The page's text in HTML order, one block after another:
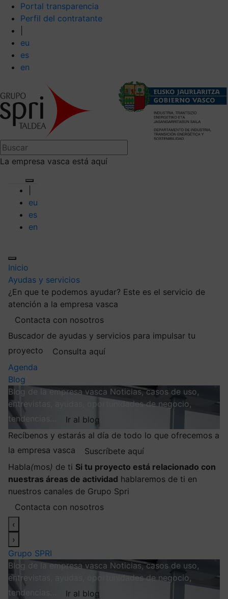
Portal transparencia
Perfil del contratante
eu
es
en
La empresa vasca está aquí
eu
es
en
Inicio
Ayudas y servicios
¿En que te podemos ayudar? Este es el servicio de
atención a la empresa vasca
Contacta con nosotros
Buscador de ayudas y servicios para impulsar tu
proyecto
Consulta aquí
Agenda
Blog
Blog de la empresa vasca Noticias, casos de uso,
entrevistas, ayudas, oportunidades de negocio,
tendencias…
Ir al blog
Recíbenos y estarás al día de todo lo que ofrecemos a
la empresa vasca
Suscríbete aquí
Habla(mos) de ti Si tu proyecto está relacionado con
nuestras áreas de actividad hablaremos de ti en
nuestros canales de Grupo Spri
Contacta con nosotros
‹
›
Grupo SPRI
Blog de la empresa vasca Noticias, casos de uso,
entrevistas, ayudas, oportunidades de negocio,
tendencias…
Ir al blog